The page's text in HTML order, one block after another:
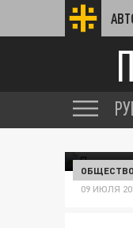
ОБЩЕСТВО
09 ИЮЛЯ